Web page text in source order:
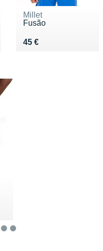
Millet
Fusão
45 €
Vendu 45 €